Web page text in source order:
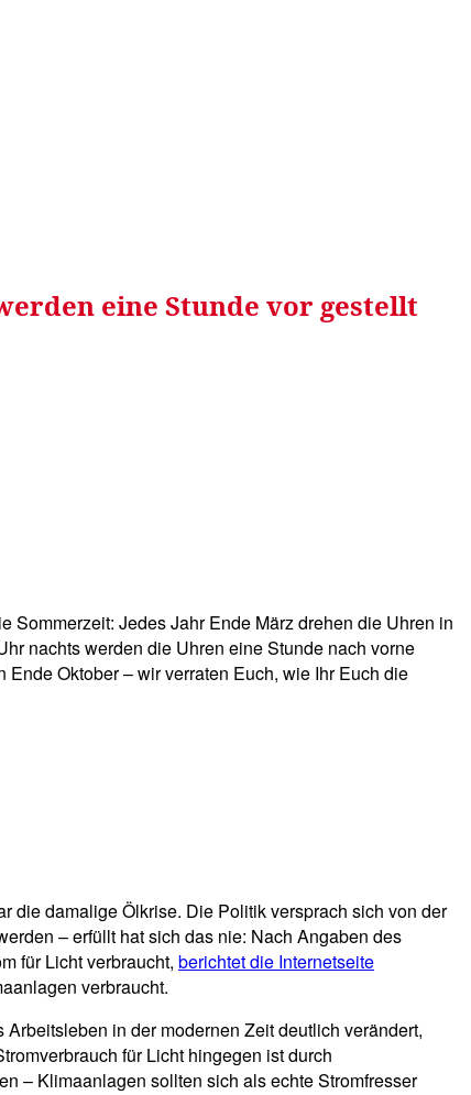
eine Stunde vor gestellt
Sommerzeit: Jedes Jahr Ende März drehen die Uhren in
nachts werden die Uhren eine Stunde nach vorne
Oktober – wir verraten Euch, wie Ihr Euch die
die damalige Ölkrise. Die Politik versprach sich von der
– erfüllt hat sich das nie: Nach Angaben des
für Licht verbraucht, berichtet die Internetseite
verbraucht.
in der modernen Zeit deutlich verändert,
für Licht hingegen ist durch
– Klimaanlagen sollten sich als echte Stromfresser